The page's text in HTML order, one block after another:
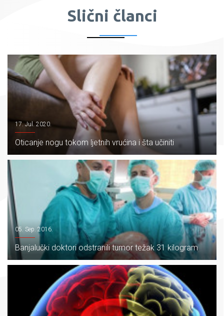
Slični članci
17. Jul. 2020.
Oticanje nogu tokom ljetnih vrućina i šta učiniti
05. Sep. 2016.
Banjalučki doktori odstranili tumor težak 31 kilogram